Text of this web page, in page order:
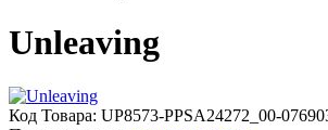
Unleaving
Код Товара: UP8573-PPSA24272_00-